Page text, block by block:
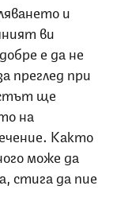
и
ви
е да не
преглед при
ще
на
Както
може да
стига да пие